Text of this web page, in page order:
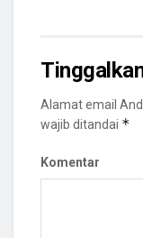
Alamat email
wajib ditandai *
Komentar